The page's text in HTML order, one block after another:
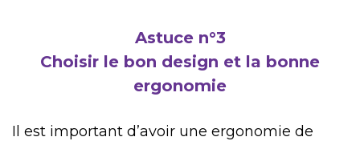
Astuce n°3
Choisir le bon design et la bonne
ergonomie
Il est important d’avoir une ergonomie de